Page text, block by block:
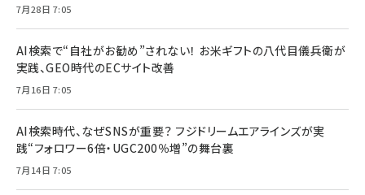
7月28日 7:05
AI検索で“自社がお勧め”されない！ お米ギフトの八代目儀兵衛が
実践、GEO時代のECサイト改善
7月16日 7:05
AI検索時代、なぜSNSが重要？ フジドリームエアラインズが実
践“フォロワー6倍・UGC200％増”の舞台裏
7月14日 7:05